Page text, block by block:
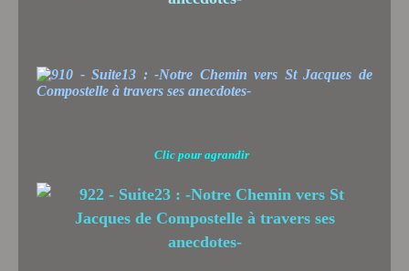
Clic pour agrandir